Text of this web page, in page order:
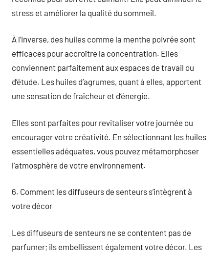
stress et améliorer la qualité du sommeil.
À l’inverse, des huiles comme la menthe poivrée sont
efficaces pour accroître la concentration. Elles
conviennent parfaitement aux espaces de travail ou
d’étude. Les huiles d’agrumes, quant à elles, apportent
une sensation de fraîcheur et d’énergie.
Elles sont parfaites pour revitaliser votre journée ou
encourager votre créativité. En sélectionnant les huiles
essentielles adéquates, vous pouvez métamorphoser
l’atmosphère de votre environnement.
6. Comment les diffuseurs de senteurs s’intègrent à
votre décor
Les diffuseurs de senteurs ne se contentent pas de
parfumer; ils embellissent également votre décor. Les